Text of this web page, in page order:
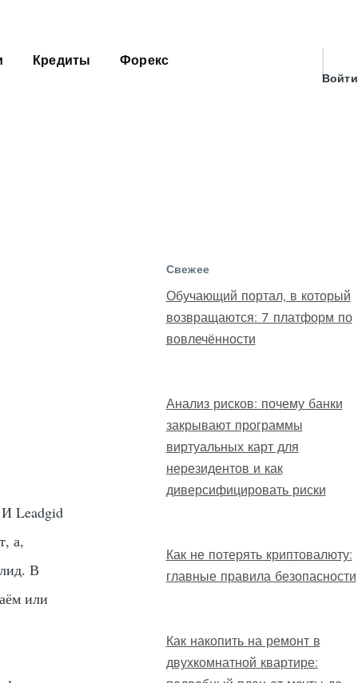
Кредиты Форекс
Меню
Войти
Leadgid
а,
В
или
Свежее
Обучающий портал, в который
возвращаются: 7 платформ по
вовлечённости
Анализ рисков: почему банки
закрывают программы
виртуальных карт для
нерезидентов и как
диверсифицировать риски
Как не потерять криптовалюту:
главные правила безопасности
Как накопить на ремонт в
двухкомнатной квартире: